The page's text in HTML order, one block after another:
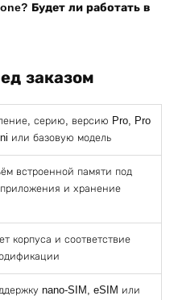
Будет ли работать в
заказом
серию, версию Pro, Pro
или базовую модель
встроенной памяти под
и хранение
корпуса и соответствие
nano-SIM, eSIM или